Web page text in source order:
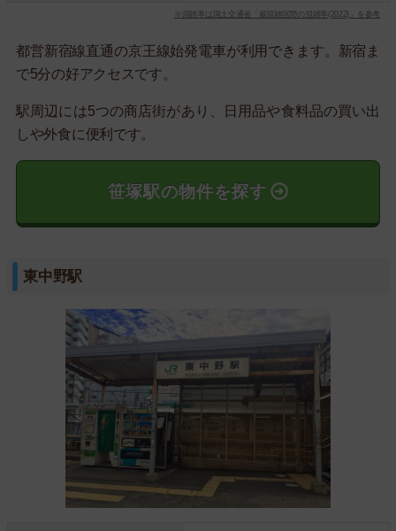
※混雑率は国土交通省「最混雑区間の混雑率(2022)」を参考
都営新宿線直通の京王線始発電車が利用できます。新宿ま
で5分の好アクセスです。
駅周辺には5つの商店街があり、日用品や食料品の買い出
しや外食に便利です。
笹塚駅の物件を探す
東中野駅